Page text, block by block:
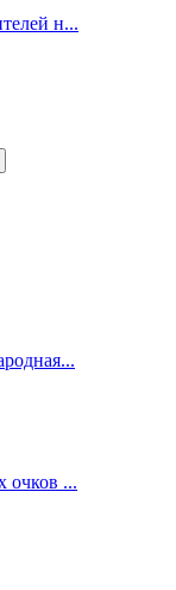
н...
очков ...